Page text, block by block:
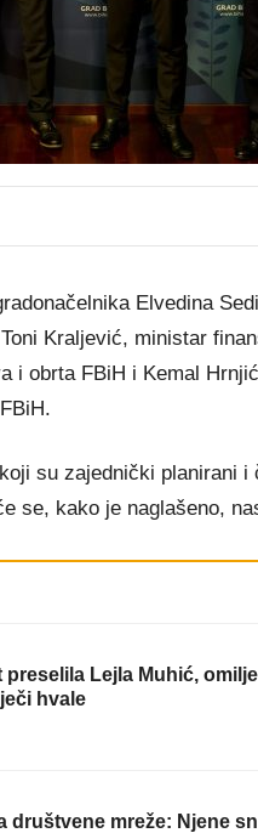
Elvedina
Kraljević, ministar
i obrta FBiH i Kemal
su zajednički planirani i
se, kako je naglašeno,
Lejla Muhić,
hvale
društvene mreže: Njene